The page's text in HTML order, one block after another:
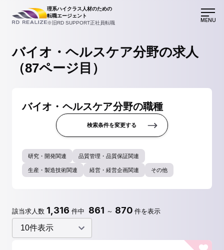
理系ハイクラス人材のための
転職エージェント
※旧RD SUPPORT正社員転職
MENU
バイオ・ヘルスケア分野の求人
（87ページ目）
バイオ・ヘルスケア分野の職種
検索条件を変更する
研究・開発関連 品質管理・品質保証関連
生産・製造技術関連 経営・経営企画関連 その他
該当求人数 1,316 件中 861 ～ 870 件を表示